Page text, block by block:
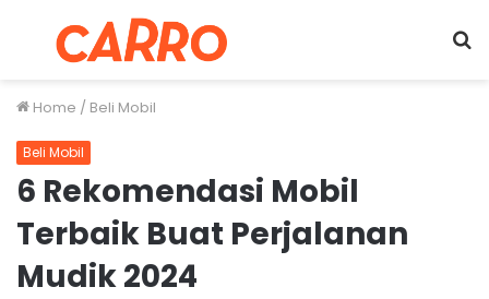
Menu
Home / Beli Mobil
Beli Mobil
6 Rekomendasi Mobil
Terbaik Buat Perjalanan
Mudik 2024